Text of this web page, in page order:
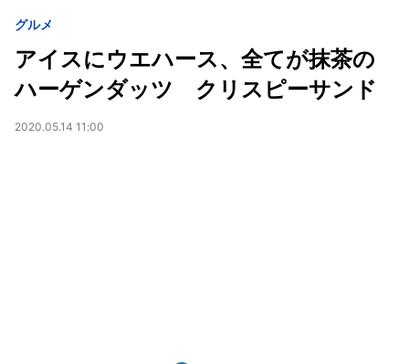
グルメ
アイスにウエハース、全てが抹茶の
ハーゲンダッツ クリスピーサンド
2020.05.14 11:00